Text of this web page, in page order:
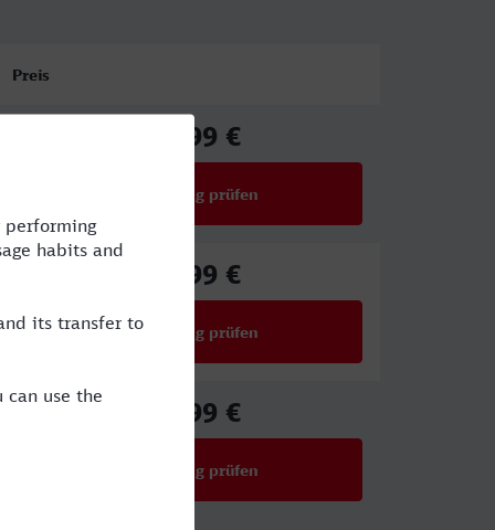
Preis
63,99 €
Verbindung prüfen
45,99 €
Verbindung prüfen
45,99 €
Verbindung prüfen